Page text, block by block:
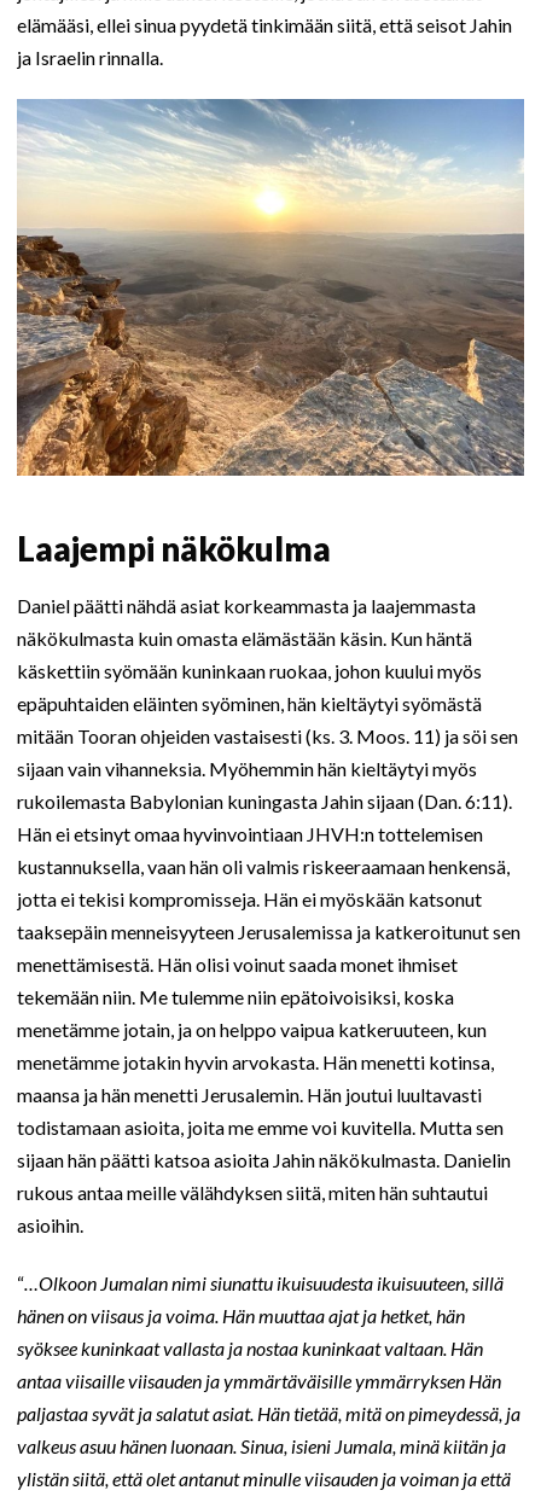
elämääsi, ellei sinua pyydetä tinkimään siitä, että seisot Jahin
ja Israelin rinnalla.
Laajempi näkökulma
Daniel päätti nähdä asiat korkeammasta ja laajemmasta
näkökulmasta kuin omasta elämästään käsin. Kun häntä
käskettiin syömään kuninkaan ruokaa, johon kuului myös
epäpuhtaiden eläinten syöminen, hän kieltäytyi syömästä
mitään Tooran ohjeiden vastaisesti (ks. 3. Moos. 11) ja söi sen
sijaan vain vihanneksia. Myöhemmin hän kieltäytyi myös
rukoilemasta Babylonian kuningasta Jahin sijaan (Dan. 6:11).
Hän ei etsinyt omaa hyvinvointiaan JHVH:n tottelemisen
kustannuksella, vaan hän oli valmis riskeeraamaan henkensä,
jotta ei tekisi kompromisseja. Hän ei myöskään katsonut
taaksepäin menneisyyteen Jerusalemissa ja katkeroitunut sen
menettämisestä. Hän olisi voinut saada monet ihmiset
tekemään niin. Me tulemme niin epätoivoisiksi, koska
menetämme jotain, ja on helppo vaipua katkeruuteen, kun
menetämme jotakin hyvin arvokasta. Hän menetti kotinsa,
maansa ja hän menetti Jerusalemin. Hän joutui luultavasti
todistamaan asioita, joita me emme voi kuvitella. Mutta sen
sijaan hän päätti katsoa asioita Jahin näkökulmasta. Danielin
rukous antaa meille välähdyksen siitä, miten hän suhtautui
asioihin.
“ …Olkoon Jumalan nimi siunattu ikuisuudesta ikuisuuteen, sillä
hänen on viisaus ja voima. Hän muuttaa ajat ja hetket, hän
syöksee kuninkaat vallasta ja nostaa kuninkaat valtaan. Hän
antaa viisaille viisauden ja ymmärtäväisille ymmärryksen Hän
paljastaa syvät ja salatut asiat. Hän tietää, mitä on pimeydessä, ja
valkeus asuu hänen luonaan. Sinua, isieni Jumala, minä kiitän ja
ylistän siitä, että olet antanut minulle viisauden ja voiman ja että